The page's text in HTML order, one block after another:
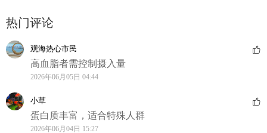
热门评论
观海热心市民
高血脂者需控制摄入量
2026年06月05日 04:44
小草
蛋白质丰富，适合特殊人群
2026年06月04日 15:27